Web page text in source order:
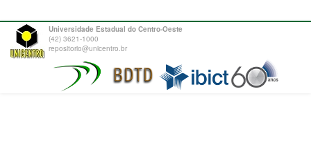
Universidade Estadual do Centro-Oeste
(42) 3621-1000
repositorio@unicentro.br